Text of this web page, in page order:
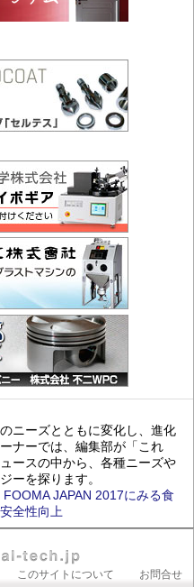
ー
ニーズとともに変化し、進化
ナーでは、編集部が「これ
ースの中から、各種ニーズや
ーを探ります。
JAPAN 2017にみる食
全性向上
Header
このサイトについて お問合せ